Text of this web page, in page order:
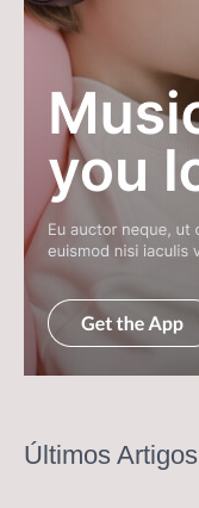
Últimos Artigos